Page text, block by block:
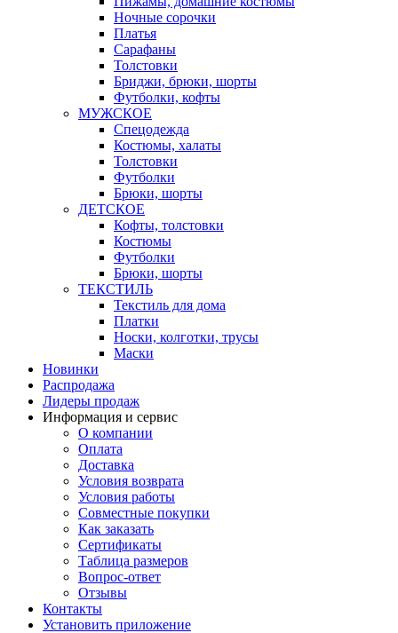
Ночные сорочки
Платья
Сарафаны
Толстовки
Бриджи, брюки, шорты
Футболки, кофты
МУЖСКОЕ
Спецодежда
Костюмы, халаты
Толстовки
Футболки
Брюки, шорты
ДЕТСКОЕ
Кофты, толстовки
Костюмы
Футболки
Брюки, шорты
ТЕКСТИЛЬ
Текстиль для дома
Платки
Носки, колготки, трусы
Маски
Новинки
Распродажа
Лидеры продаж
Информация и сервис
О компании
Оплата
Доставка
Условия возврата
Условия работы
Совместные покупки
Как заказать
Сертификаты
Таблица размеров
Вопрос-ответ
Отзывы
Контакты
Установить приложение